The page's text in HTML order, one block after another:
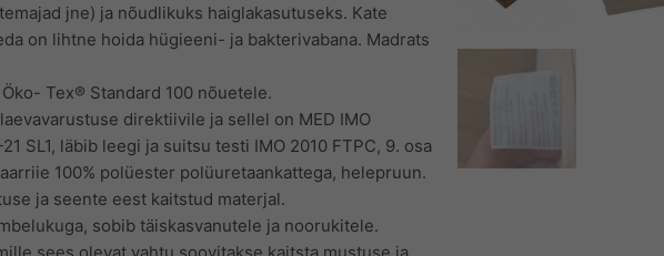
jne) ja nõudlikuks haiglakasutuseks. Kate
on lihtne hoida hügieeni- ja bakterivabana. Madrats
Tex® Standard 100 nõuetele.
direktiivile ja sellel on MED IMO
SL1, läbib leegi ja suitsu testi IMO 2010 FTPC, 9. osa
100% polüester polüuretaankattega, helepruun.
ja seente eest kaitstud materjal.
sobib täiskasvanutele ja noorukitele.
sees olevat vahtu soovitakse kaitsta mustuse ja